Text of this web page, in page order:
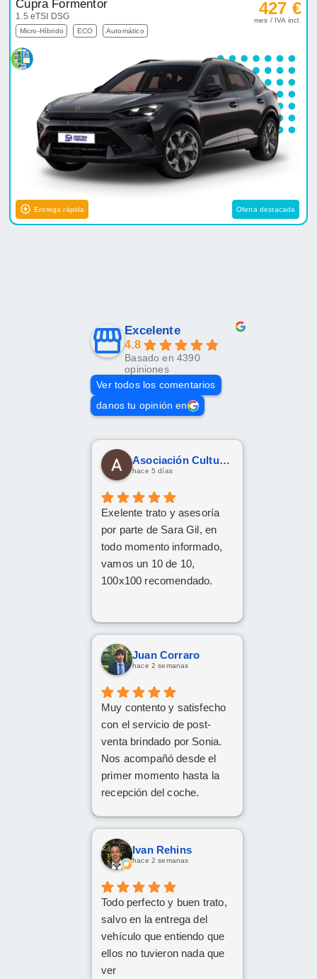
Cupra Formentor
1.5 eTSI DSG
Micro-Híbrido ECO Automático
427 €
mes / IVA incl.
Entrega rápida Oferta destacada
Excelente
4.8
Basado en 4390
opiniones
Ver todos los comentarios
danos tu opinión en
Asociación Cultural Yesha
hace 5 días
Exelente trato y asesoría
por parte de Sara Gil, en
todo momento informado,
vamos un 10 de 10,
100x100 recomendado.
Juan Corraro
hace 2 semanas
Muy contento y satisfecho
con el servicio de post-
venta brindado por Sonia.
Nos acompañó desde el
primer momento hasta la
recepción del coche.
nuestras consultas y nos
mantuvo constantemente
informados.
nuevo coche.
Ivan Rehins
hace 2 semanas
Todo perfecto y buen trato,
salvo en la entrega del
vehículo que entiendo que
ellos no tuvieron nada que
ver